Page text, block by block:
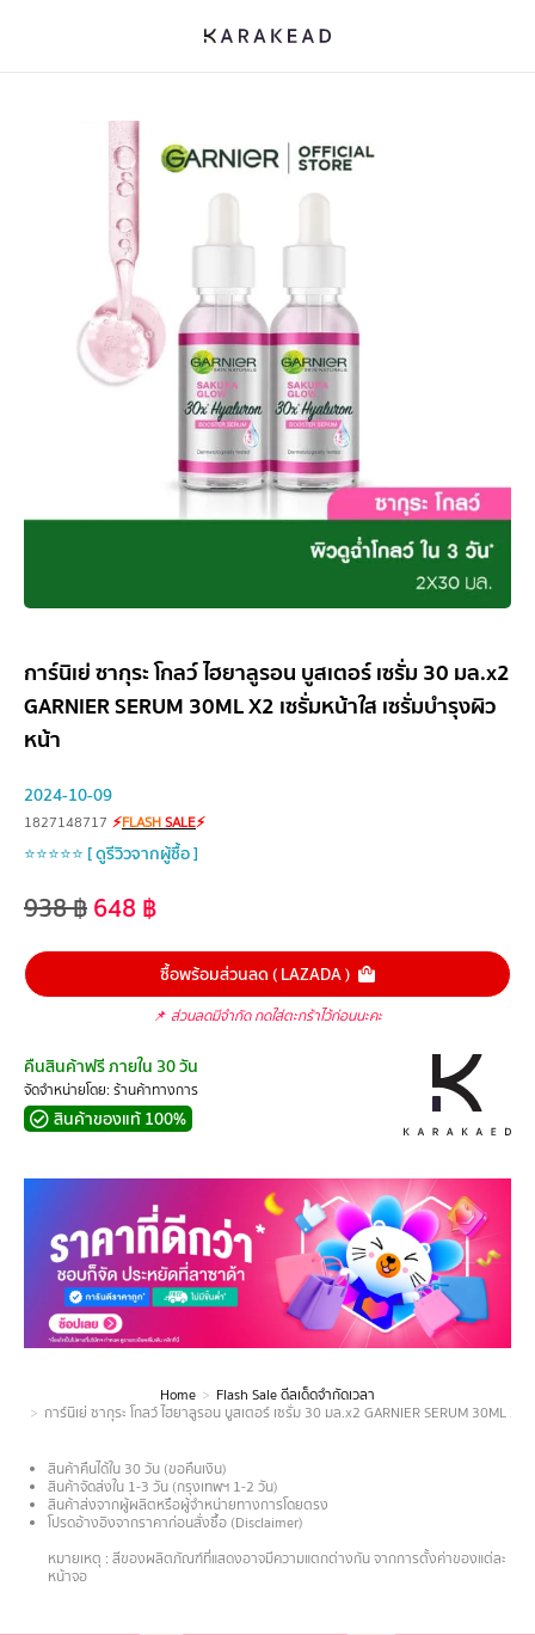
การ์นิเย่ ซากุระ โกลว์ ไฮยาลูรอน บูสเตอร์ เซรั่ม 30 มล.x2
GARNIER SERUM 30ML X2 เซรั่มหน้าใส เซรั่มบำรุงผิว
หน้า
2024-10-09
1827148717 ⚡FLASHSALE⚡
⭐⭐⭐⭐⭐ [ ดูรีวิวจากผู้ซื้อ ]
938฿648 ฿
ซื้อพร้อมส่วนลด ( LAZADA )
📌 ส่วนลดมีจำกัด กดใส่ตะกร้าไว้ก่อนนะคะ
คืนสินค้าฟรี ภายใน 30 วัน
จัดจำหน่ายโดย: ร้านค้าทางการ
สินค้าของแท้ 100%
You are here: Home
Flash Sale ดีลเด็ดจำกัดเวลา
การ์นิเย่ ซากุระ โกลว์ ไฮยาลูรอน บูสเตอร์ เซรั่ม 30 มล.x2 GARNIER SERUM 30ML
สินค้าคืนได้ใน 30 วัน (ขอคืนเงิน)
สินค้าจัดส่งใน 1-3 วัน (กรุงเทพฯ 1-2 วัน)
สินค้าส่งจากผู้ผลิตหรือผู้จำหน่ายทางการโดยตรง
โปรดอ้างอิงจากราคาก่อนสั่งซื้อ (Disclaimer)
หมายเหตุ : สีของผลิตภัณฑ์ที่แสดงอาจมีความแตกต่างกัน จากการตั้งค่าของแต่ละ
หน้าจอ